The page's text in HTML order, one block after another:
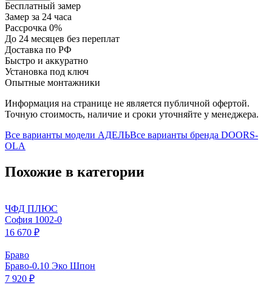
Бесплатный замер
Замер за 24 часа
Рассрочка 0%
До 24 месяцев без переплат
Доставка по РФ
Быстро и аккуратно
Установка под ключ
Опытные монтажники
Информация на странице не является публичной офертой.
Точную стоимость, наличие и сроки уточняйте у менеджера.
Все варианты модели АДЕЛЬВсе варианты бренда DOORS-
OLA
Похожие в категории
ЧФД ПЛЮС
София 1002-0
16 670 ₽
Браво
Браво-0.10 Эко Шпон
7 920 ₽